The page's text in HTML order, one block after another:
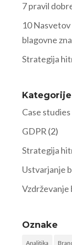
7 pravil
10
blagovne
Strategija
Kategorije
Case studies
GDPR (2)
Strategija
Ustvarjanje
Vzdrževanje
Oznake
Analitika